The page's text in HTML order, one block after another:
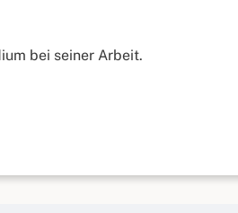
bei seiner Arbeit.